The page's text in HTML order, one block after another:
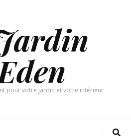
pour votre jardin et votre intérieur